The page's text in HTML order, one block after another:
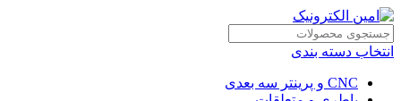
انتخاب دسته بندی
CNC و پرینتر سه بعدی